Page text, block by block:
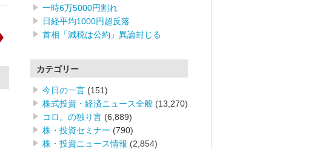
一時6万5000円割れ
日経平均1000円超反落
首相「減税は公約」異論封じる
カテゴリー
今日の一言 (151)
株式投資・経済ニュース全般 (13,270)
コロ。の独り言 (6,889)
株・投資セミナー (790)
株・投資ニュース情報 (2,854)